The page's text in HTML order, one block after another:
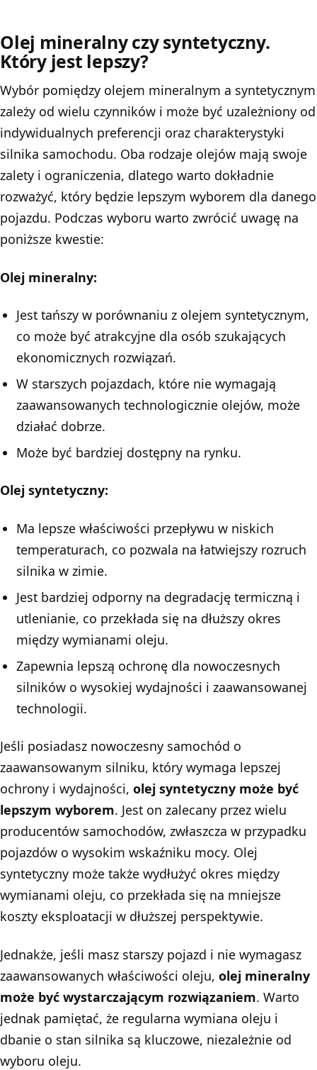
Olej mineralny czy syntetyczny.
Który jest lepszy?
Wybór pomiędzy olejem mineralnym a syntetycznym
zależy od wielu czynników i może być uzależniony od
indywidualnych preferencji oraz charakterystyki
silnika samochodu. Oba rodzaje olejów mają swoje
zalety i ograniczenia, dlatego warto dokładnie
rozważyć, który będzie lepszym wyborem dla danego
pojazdu. Podczas wyboru warto zwrócić uwagę na
poniższe kwestie:
Olej mineralny:
Jest tańszy w porównaniu z olejem syntetycznym,
co może być atrakcyjne dla osób szukających
ekonomicznych rozwiązań.
W starszych pojazdach, które nie wymagają
zaawansowanych technologicznie olejów, może
działać dobrze.
Może być bardziej dostępny na rynku.
Olej syntetyczny:
Ma lepsze właściwości przepływu w niskich
temperaturach, co pozwala na łatwiejszy rozruch
silnika w zimie.
Jest bardziej odporny na degradację termiczną i
utlenianie, co przekłada się na dłuższy okres
między wymianami oleju.
Zapewnia lepszą ochronę dla nowoczesnych
silników o wysokiej wydajności i zaawansowanej
technologii.
Jeśli posiadasz nowoczesny samochód o
zaawansowanym silniku, który wymaga lepszej
ochrony i wydajności, olej syntetyczny może być
lepszym wyborem. Jest on zalecany przez wielu
producentów samochodów, zwłaszcza w przypadku
pojazdów o wysokim wskaźniku mocy. Olej
syntetyczny może także wydłużyć okres między
wymianami oleju, co przekłada się na mniejsze
koszty eksploatacji w dłuższej perspektywie.
Jednakże, jeśli masz starszy pojazd i nie wymagasz
zaawansowanych właściwości oleju, olej mineralny
może być wystarczającym rozwiązaniem. Warto
jednak pamiętać, że regularna wymiana oleju i
dbanie o stan silnika są kluczowe, niezależnie od
wyboru oleju.